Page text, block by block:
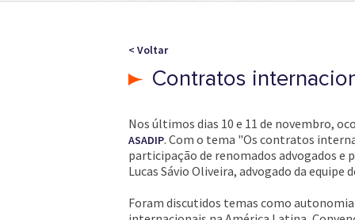
< Voltar
Contratos
Nos últimos dias 10 e 11 de novembro,
ASADIP. Com o tema "Os contratos
participação de renomados advogados e
Lucas Sávio Oliveira, advogado da
Foram discutidos temas como